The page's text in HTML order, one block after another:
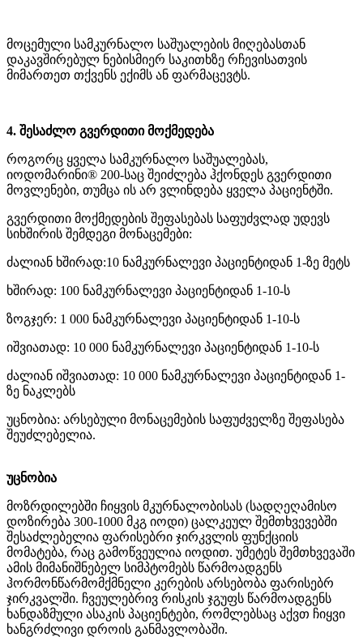
მოცემული სამკურნალო საშუალების მიღებასთან
დაკავშირებულ ნებისმიერ საკითხზე რჩევისათვის
მიმართეთ თქვენს ექიმს ან ფარმაცევტს.
4. შესაძლო გვერდითი მოქმედება
როგორც ყველა სამკურნალო საშუალებას,
იოდომარინი® 200-საც შეიძლება ჰქონდეს გვერდითი
მოვლენები, თუმცა ის არ ვლინდება ყველა პაციენტში.
გვერდითი მოქმედების შეფასებას საფუძვლად უდევს
სიხშირის შემდეგი მონაცემები:
ძალიან ხშირად:10 ნამკურნალევი პაციენტიდან 1-ზე მეტს
ხშირად: 100 ნამკურნალევი პაციენტიდან 1-10-ს
ზოგჯერ: 1 000 ნამკურნალევი პაციენტიდან 1-10-ს
იშვიათად: 10 000 ნამკურნალევი პაციენტიდან 1-10-ს
ძალიან იშვიათად: 10 000 ნამკურნალევი პაციენტიდან 1-
ზე ნაკლებს
უცნობია: არსებული მონაცემების საფუძველზე შეფასება
შეუძლებელია.
უცნობია
მოზრდილებში ჩიყვის მკურნალობისას (სადღეღამისო
დოზირება 300-1000 მკგ იოდი) ცალკეულ შემთხვევებში
შესაძლებელია ფარისებრი ჯირკვლის ფუნქციის
მომატება, რაც გამოწვეულია იოდით. უმეტეს შემთხვევაში
ამის მიმანიშნებელ სიმპტომებს წარმოადგენს
ჰორმონწარმომქმნელი კერების არსებობა ფარისებრ
ჯირკვალში. ჩვეულებრივ რისკის ჯგუფს წარმოადგენს
ხანდაზმული ასაკის პაციენტები, რომლებსაც აქვთ ჩიყვი
ხანგრძლივი დროის განმავლობაში.